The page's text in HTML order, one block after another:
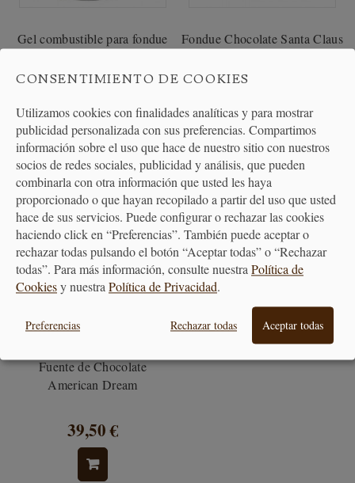
Gel combustible para fondue
5,75 €
Fondue Chocolate Santa Claus
Fuente de Chocolate
American Dream
39,50 €
CONSENTIMIENTO DE COOKIES
Utilizamos cookies con finalidades analíticas y para mostrar
publicidad personalizada con sus preferencias. Compartimos
información sobre el uso que hace de nuestro sitio con nuestros
socios de redes sociales, publicidad y análisis, que pueden
combinarla con otra información que usted les haya
proporcionado o que hayan recopilado a partir del uso que usted
hace de sus servicios. Puede configurar o rechazar las cookies
haciendo click en “Preferencias”. También puede aceptar o
rechazar todas pulsando el botón “Aceptar todas” o “Rechazar
todas”. Para más información, consulte nuestraPolítica de
Cookiesy nuestraPolítica de Privacidad.
Preferencias Rechazar todas Aceptar todas